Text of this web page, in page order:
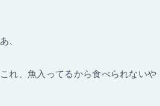
あ、
これ、魚入ってるから食べられないや